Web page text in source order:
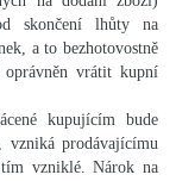
skončení lhůty na
a to bezhotovostně
vrátit kupní
kupujícím bude
vzniká prodávajícímu
vzniklé. Nárok na